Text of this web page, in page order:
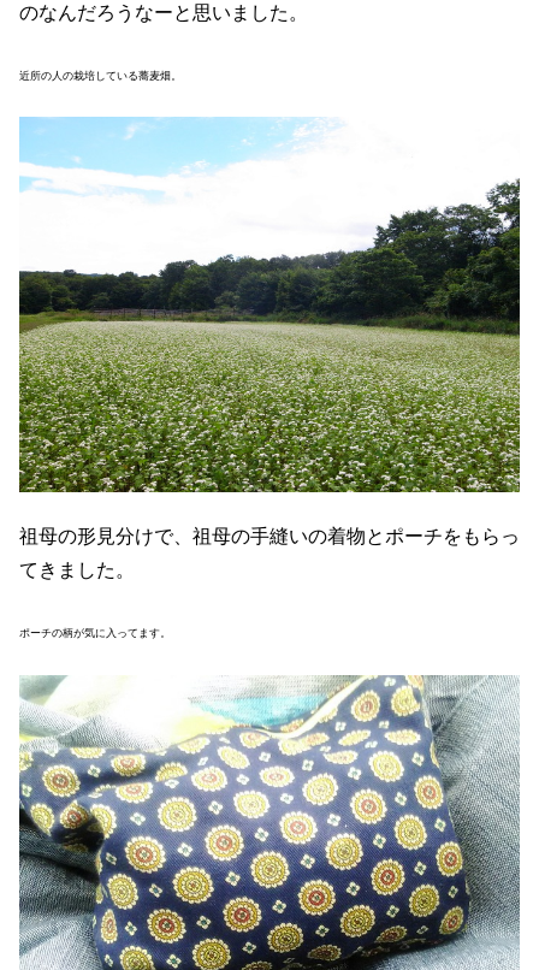
のなんだろうなーと思いました。
近所の人の栽培している蕎麦畑。
祖母の形見分けで、祖母の手縫いの着物とポーチをもらっ
てきました。
ポーチの柄が気に入ってます。